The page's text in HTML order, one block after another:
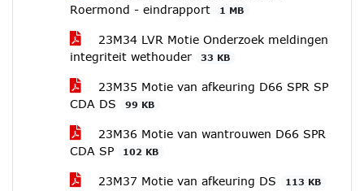
Roermond - eindrapport
1 MB
23M34 LVR Motie Onderzoek meldingen
integriteit wethouder
33 KB
23M35 Motie van afkeuring D66 SPR SP
CDA DS
99 KB
23M36 Motie van wantrouwen D66 SPR
CDA SP
102 KB
23M37 Motie van afkeuring DS 113 KB